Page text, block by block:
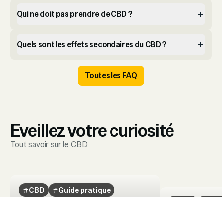
Qui ne doit pas prendre de CBD ?
Quels sont les effets secondaires du CBD ?
Toutes les FAQ
Eveillez votre curiosité
Tout savoir sur le CBD
CBD Guide pratique